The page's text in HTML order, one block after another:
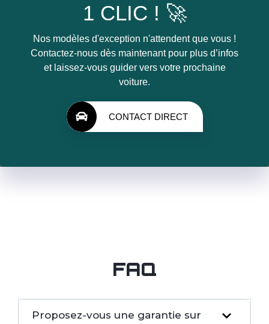
1 CLIC ! 🚀
Nos modèles d'exception n'attendent que vous !
Contactez-nous dès maintenant pour plus d’infos
et laissez-vous guider vers votre prochaine
voiture.
CONTACT DIRECT
FAQ
Proposez-vous une garantie sur